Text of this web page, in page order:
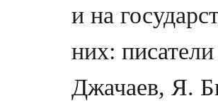
и на
них:
Джачаев, Я.